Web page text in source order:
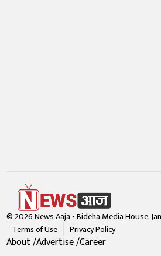
© 2026 News Aaja - Bideha Media House,
Terms of Use Privacy Policy
About Advertise Career